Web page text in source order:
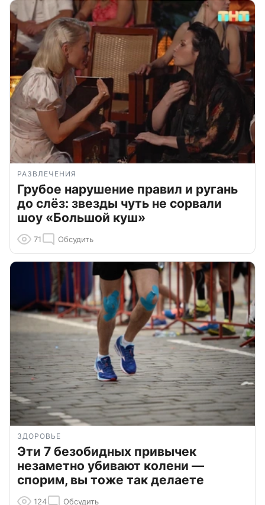
РАЗВЛЕЧЕНИЯ
Грубое нарушение правил и ругань
до слёз: звезды чуть не сорвали
шоу «Большой куш»
71 Обсудить
ЗДОРОВЬЕ
Эти 7 безобидных привычек
незаметно убивают колени —
спорим, вы тоже так делаете
124 Обсудить